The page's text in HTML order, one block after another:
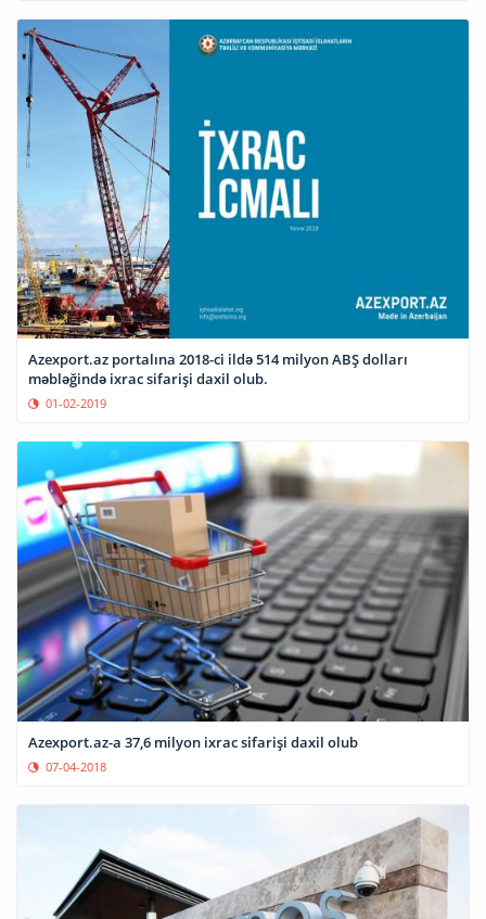
Azexport.az portalına 2018-ci ildə 514 milyon ABŞ dolları
məbləğində ixrac sifarişi daxil olub.
01-02-2019
Azexport.az-a 37,6 milyon ixrac sifarişi daxil olub
07-04-2018